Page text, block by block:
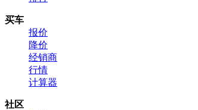
买车
报价
降价
经销商
行情
计算器
社区